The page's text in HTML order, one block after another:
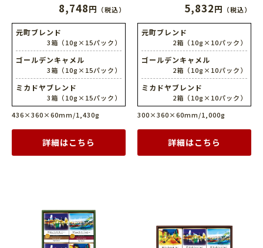
8,748円 （税込）
元町ブレンド
3箱（10g×15パック）
ゴールデンキャメル
3箱（10g×15パック）
ミカドヤブレンド
3箱（10g×15パック）
436×360×60mm/1,430g
詳細はこちら
5,832円 （税込）
元町ブレンド
2箱（10g×10パック）
ゴールデンキャメル
2箱（10g×10パック）
ミカドヤブレンド
2箱（10g×10パック）
300×360×60mm/1,000g
詳細はこちら